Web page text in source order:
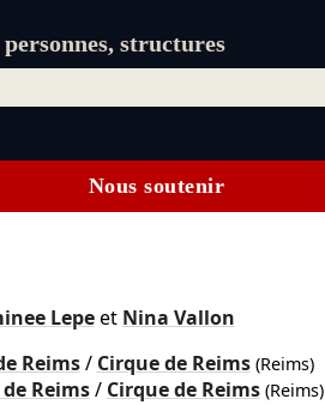
structures
Nous soutenir
Lepeet Nina Vallon
Reims/ Cirque de Reims(Reims)
Reims/ Cirque de Reims(Reims)